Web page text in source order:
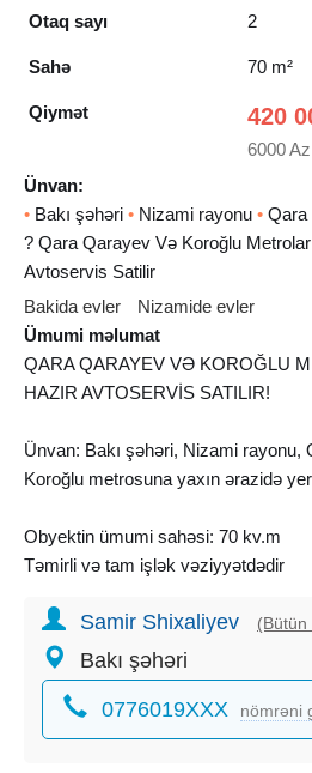
Otaq sayı 2
Sahə 70 m²
Qiymət 420
6000
Ünvan:
• Bakı şəhəri • Nizami rayonu • Qara
? Qara Qarayev Və Koroğlu
Avtoservis Satilir
Bakida evler
Nizamide evler
Ümumi məlumat
QARA QARAYEV VƏ KOROĞLU
HAZIR AVTOSERVİS SATILIR!
Ünvan: Bakı şəhəri, Nizami rayonu,
Koroğlu metrosuna yaxın ərazidə
Obyektin ümumi sahəsi: 70 kv.m
Təmirli və tam işlək vəziyyətdədir
Boksun bir hissəsi yamadır
Digər hissəsində podyomnik
Sanitar qovşağı mövcuddur
Qaz, su və işıq daimidir
Kombi sistemi quraşdırılıb
Samir Shixaliyev (Bütün
Bakı şəhəri
0776019XXX nömrəni